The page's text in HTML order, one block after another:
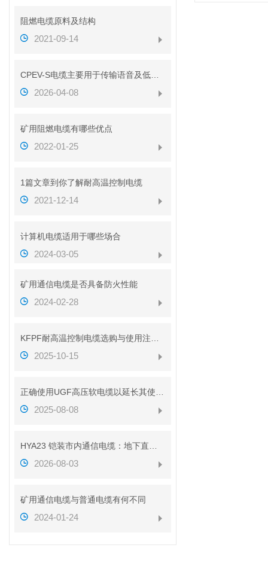
阻燃电缆原料及结构
2021-09-14
2026-04-08
矿用阻燃电缆有哪些优点
2022-01-25
1篇文章到你了解耐高温控制电缆
2021-12-14
计算机电缆适用于哪些场合
2024-03-05
矿用通信电缆是否具备防火性能
2024-02-28
2025-10-15
2025-08-08
2026-08-03
矿用通信电缆与普通电缆有何不同
2024-01-24